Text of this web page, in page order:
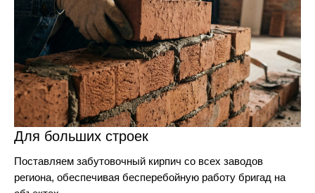
Для больших строек
Поставляем забутовочный кирпич со всех заводов
региона, обеспечивая бесперебойную работу бригад на